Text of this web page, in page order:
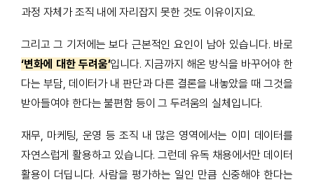
과정 자체가 조직 내에 자리잡지 못한 것도 이유이지요.
그리고 그 기저에는 보다 근본적인 요인이 남아 있습니다. 바로
‘변화에 대한 두려움’입니다. 지금까지 해온 방식을 바꾸어야 한
다는 부담, 데이터가 내 판단과 다른 결론을 내놓았을 때 그것을
받아들여야 한다는 불편함 등이 그 두려움의 실체입니다.
재무, 마케팅, 운영 등 조직 내 많은 영역에서는 이미 데이터를
자연스럽게 활용하고 있습니다. 그런데 유독 채용에서만 데이터
활용이 더딥니다. 사람을 평가하는 일인 만큼 신중해야 한다는